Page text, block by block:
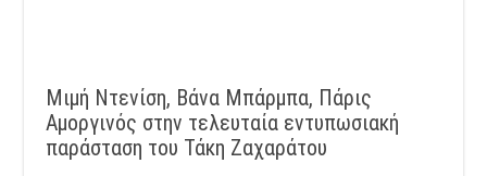
Μιμή Ντενίση, Βάνα Μπάρμπα, Πάρις
Αμοργινός στην τελευταία εντυπωσιακή
παράσταση του Τάκη Ζαχαράτου